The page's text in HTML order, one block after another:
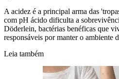
A acidez é a principal arma das
com pH ácido dificulta a
Döderlein, bactérias benéficas que
responsáveis por manter o ambiente
Leia também